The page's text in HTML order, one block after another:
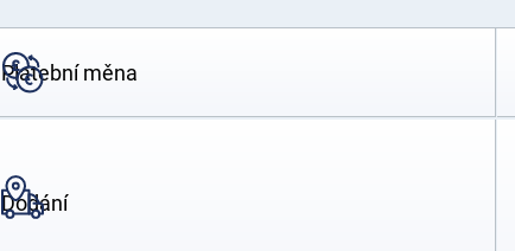
Platební měna
Dodání